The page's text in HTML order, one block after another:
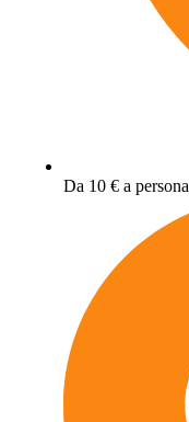
Da 10 € a persona